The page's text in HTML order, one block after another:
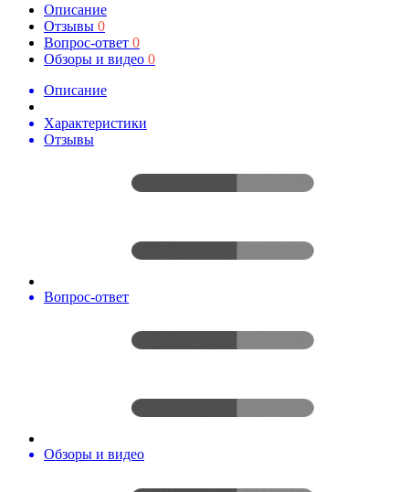
Описание
Отзывы 0
Вопрос-ответ 0
Обзоры и видео 0
Описание
Характеристики
Отзывы
Вопрос-ответ
Обзоры и видео